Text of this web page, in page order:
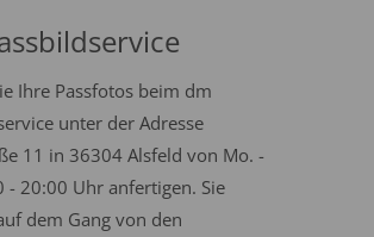
Ihre Passfotos beim dm
unter der Adresse
11 in 36304 Alsfeld von Mo. -
- 20:00 Uhr anfertigen. Sie
dem Gang von den